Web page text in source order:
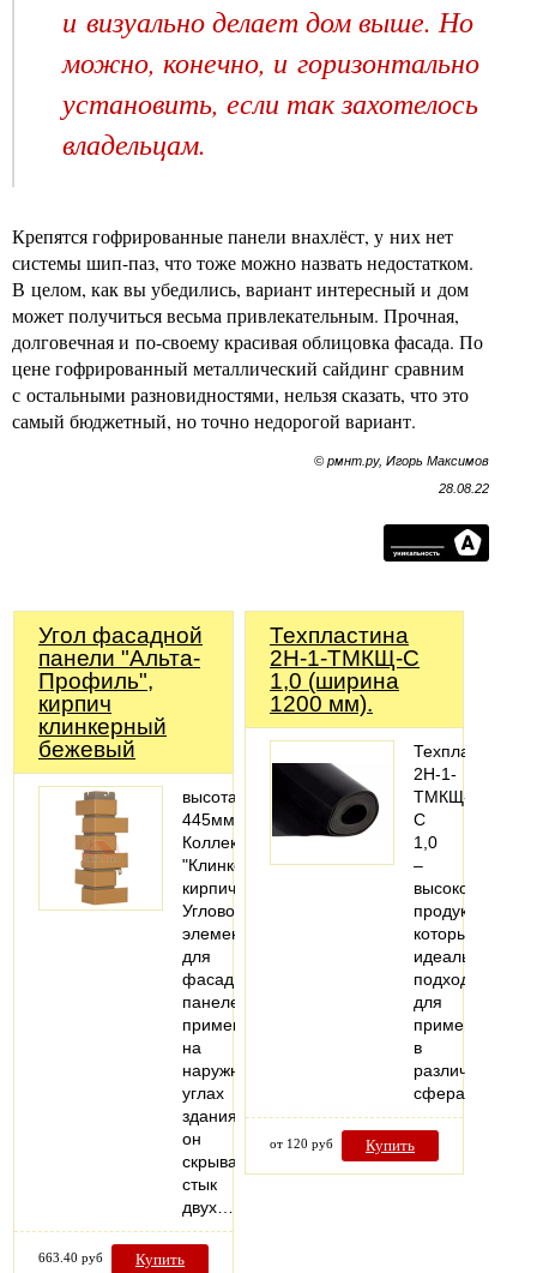
и визуально делает дом выше. Но
можно, конечно, и горизонтально
установить, если так захотелось
владельцам.
Крепятся гофрированные панели внахлёст, у них нет
системы шип-паз, что тоже можно назвать недостатком.
В целом, как вы убедились, вариант интересный и дом
может получиться весьма привлекательным. Прочная,
долговечная и по-своему красивая облицовка фасада. По
цене гофрированный металлический сайдинг сравним
с остальными разновидностями, нельзя сказать, что это
самый бюджетный, но точно недорогой вариант.
© рмнт.ру, Игорь Максимов
28.08.22
Угол фасадной
панели "Альта-
Профиль",
кирпич
клинкерный
бежевый
высота:
445мм
Коллекция
"Клинкерный
кирпич".
Угловой
элемент
для
фасадных
панелей
применяется
на
наружных
углах
здания,
он
скрывает
стык
двух…
663.40 руб Купить
Техпластина
2Н-1-ТМКЩ-С
1,0 (ширина
1200 мм).
Техпластина
2Н-1-
ТМКЩ-
С
1,0
–
продукт,
который
идеально
подходит
для
применения
в
различных
сферах.
от 120 руб Купить